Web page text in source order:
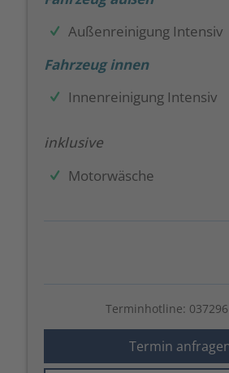
Außenreinigung Intensiv
Fahrzeug innen
Innenreinigung Intensiv
inklusive
Motorwäsche
Terminhotline:
Termin